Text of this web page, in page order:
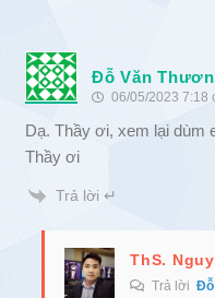
Đỗ Văn
06/05/2023 7:18
Dạ. Thầy ơi, xem lại dùm
Thầy ơi
Trả lời ↵
ThS.
Trả lời